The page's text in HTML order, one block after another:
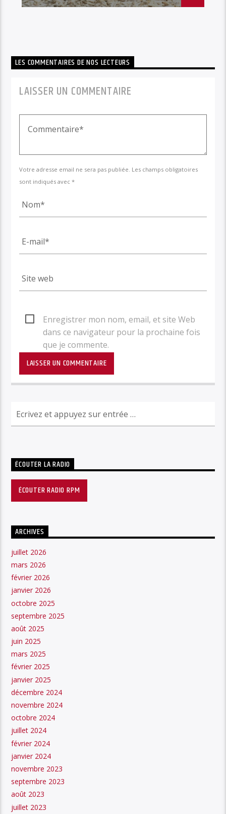
LES COMMENTAIRES DE NOS LECTEURS
LAISSER UN COMMENTAIRE
Votre adresse email ne sera pas publiée. Les champs obligatoires
sont indiqués avec *
Enregistrer mon nom, email, et site Web
dans ce navigateur pour la prochaine fois
que je commente.
ÉCOUTER LA RADIO
ÉCOUTER RADIO RPM
ARCHIVES
juillet 2026
mars 2026
février 2026
janvier 2026
octobre 2025
septembre 2025
août 2025
juin 2025
mars 2025
février 2025
janvier 2025
décembre 2024
novembre 2024
octobre 2024
juillet 2024
février 2024
janvier 2024
novembre 2023
septembre 2023
août 2023
juillet 2023